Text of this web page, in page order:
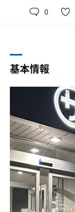
🈂ワークさん
セルフロウ
サウナも新し
オシャレな施
水風呂ありま
室内、サウナ
サウナの室
95度10分✖︎水
整いました
0
基本情報